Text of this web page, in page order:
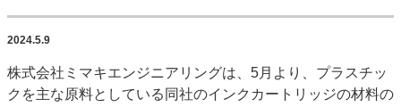
新商品
SDGs・地域
信用情報
市場・統計
人事・移転・異動・訃報
2024.5.9
株式会社ミマキエンジニアリングは、5月より、プラスチッ
クを主な原料としている同社のインクカートリッジの材料の